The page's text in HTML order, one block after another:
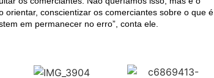
orientar, conscientizar os comerciantes sobre o que é
em permanecer no erro”, conta ele.